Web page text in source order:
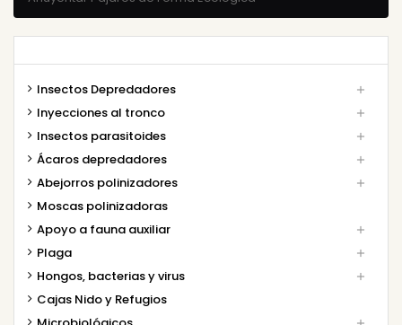
Insectos Depredadores 
Inyecciones al tronco 
Insectos parasitoides 
Ácaros depredadores 
Abejorros polinizadores 
Moscas polinizadoras
Apoyo a fauna auxiliar

Plaga 
Hongos, bacterias y virus 
Cajas Nido y Refugios